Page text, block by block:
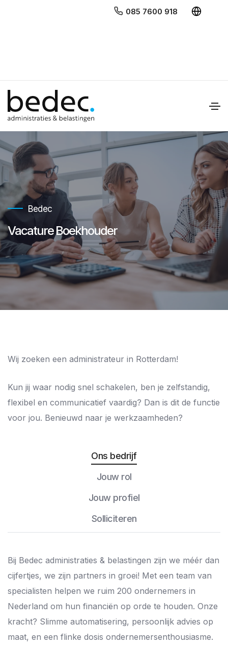
085 7600 918
Bedec
Vacature Boekhouder
Wij zoeken een administrateur in Rotterdam!
Kun jij waar nodig snel schakelen, ben je zelfstandig,
flexibel en communicatief vaardig? Dan is dit de functie
voor jou. Benieuwd naar je werkzaamheden?
Ons bedrijf
Jouw rol
Jouw profiel
Solliciteren
Bij Bedec administraties & belastingen zijn we méér dan
cijfertjes, we zijn partners in groei! Met een team van
specialisten helpen we ruim 200 ondernemers in
Nederland om hun financiën op orde te houden. Onze
kracht? Slimme automatisering, persoonlijk advies op
maat, en een flinke dosis ondernemersenthousiasme.